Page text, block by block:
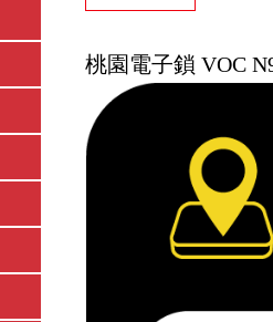
桃園電子鎖 VOC